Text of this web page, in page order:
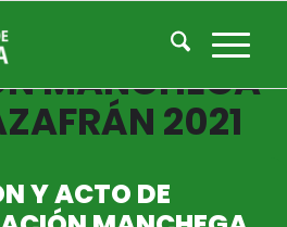
DE
MANCHEGA
2021
Y ACTO DE